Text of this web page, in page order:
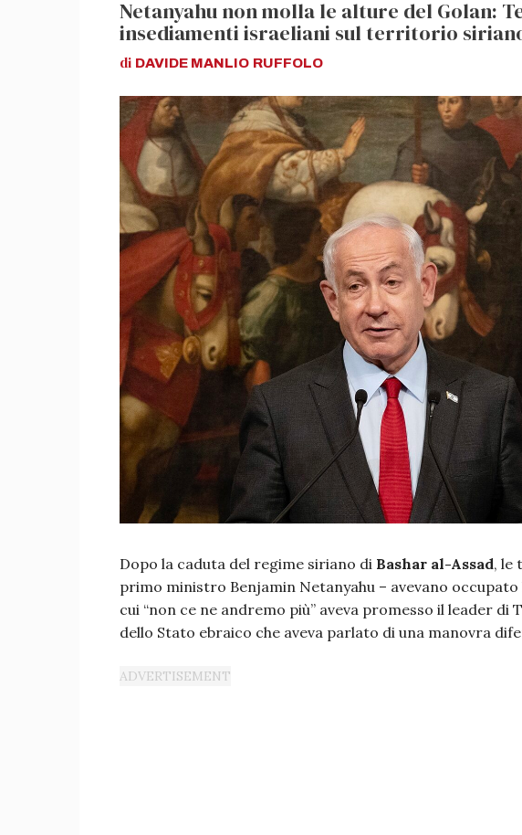
Netanyahu non molla le alture del Golan:
insediamenti israeliani sul territorio
di DAVIDE MANLIO RUFFOLO
Dopo la caduta del regime siriano di Bashar al-Assad, le
primo ministro Benjamin Netanyahu – avevano
cui “non ce ne andremo più” aveva promesso il leader di
dello Stato ebraico che aveva parlato di una manovra